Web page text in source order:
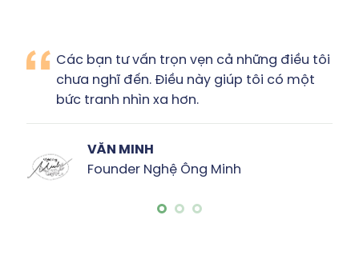
Các bạn tư vấn trọn vẹn cả những điều tôi
chưa nghĩ đến. Điều này giúp tôi có một
bức tranh nhìn xa hơn.
VĂN MINH
Founder Nghệ Ông Minh